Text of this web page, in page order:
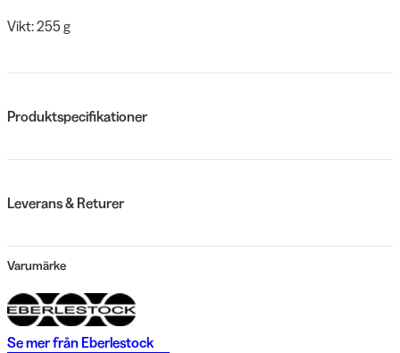
Vikt: 255 g
Produktspecifikationer
Leverans & Returer
Varumärke
Se mer från Eberlestock